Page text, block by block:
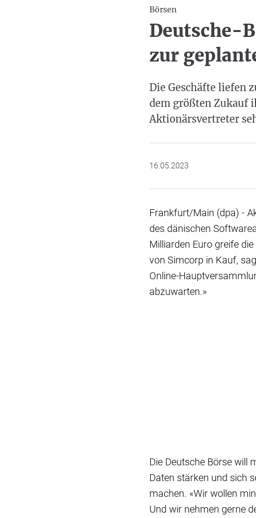
Börsen
Deutsche-
zur
Die Geschäfte liefen
dem größten Zukauf
Aktionärsvertreter
16.05.2023
Frankfurt/Main (dpa) -
des dänischen
Milliarden Euro greife
von Simcorp in Kauf,
Online-
abzuwarten.»
Die Deutsche Börse will
Daten stärken und sich
machen. «Wir wollen
Und wir nehmen gerne